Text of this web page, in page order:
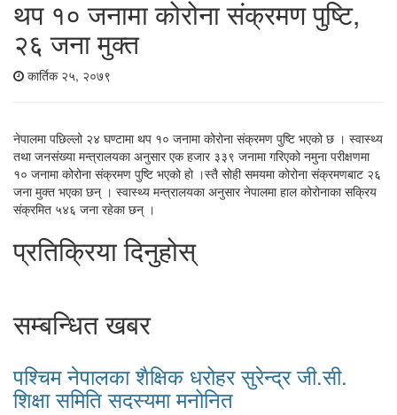
थप १० जनामा कोरोना संक्रमण पुष्टि,
२६ जना मुक्त
कार्तिक २५, २०७९
नेपालमा पछिल्लो २४ घण्टामा थप १० जनामा कोरोना संक्रमण पुष्टि भएको छ । स्वास्थ्य
तथा जनसंख्या मन्त्रालयका अनुसार एक हजार ३३९ जनामा गरिएको नमुना परीक्षणमा
१० जनामा कोरोना संक्रमण पुष्टि भएको हो ।स्तै सोही समयमा कोरोना संक्रमणबाट २६
जना मुक्त भएका छन् । स्वास्थ्य मन्त्रालयका अनुसार नेपालमा हाल कोरोनाका सक्रिय
संक्रमित ५४६ जना रहेका छन् ।
प्रतिक्रिया दिनुहोस्
सम्बन्धित खबर
पश्चिम नेपालका शैक्षिक धरोहर सुरेन्द्र जी.सी.
शिक्षा समिति सदस्यमा मनोनित